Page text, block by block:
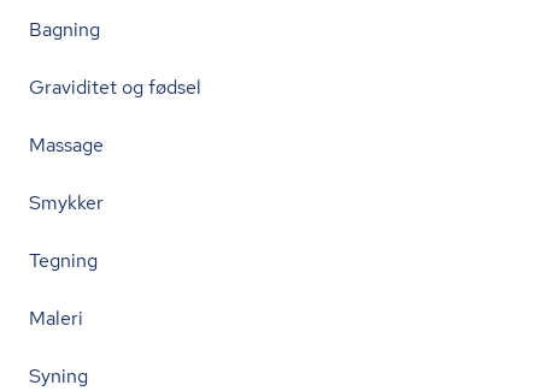
Bagning
Graviditet og fødsel
Massage
Smykker
Tegning
Maleri
Syning